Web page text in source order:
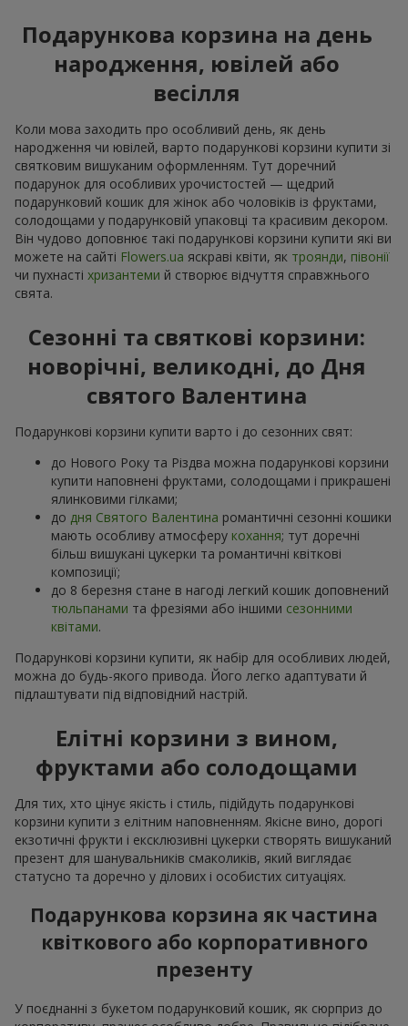
Подарункова корзина на день
народження, ювілей або
весілля
Коли мова заходить про особливий день, як день
народження чи ювілей, варто подарункові корзини купити зі
святковим вишуканим оформленням. Тут доречний
подарунок для особливих урочистостей — щедрий
подарунковий кошик для жінок або чоловіків із фруктами,
солодощами у подарунковій упаковці та красивим декором.
Він чудово доповнює такі подарункові корзини купити які ви
можете на сайті Flowers.ua яскраві квіти, як троянди, півонії
чи пухнасті хризантеми й створює відчуття справжнього
свята.
Сезонні та святкові корзини:
новорічні, великодні, до Дня
святого Валентина
Подарункові корзини купити варто і до сезонних свят:
до Нового Року та Різдва можна подарункові корзини
купити наповнені фруктами, солодощами і прикрашені
ялинковими гілками;
до дня Святого Валентина романтичні сезонні кошики
мають особливу атмосферу кохання; тут доречні
більш вишукані цукерки та романтичні квіткові
композиції;
до 8 березня стане в нагоді легкий кошик доповнений
тюльпанами та фрезіями або іншими сезонними
квітами.
Подарункові корзини купити, як набір для особливих людей,
можна до будь-якого привода. Його легко адаптувати й
підлаштувати під відповідний настрій.
Елітні корзини з вином,
фруктами або солодощами
Для тих, хто цінує якість і стиль, підійдуть подарункові
корзини купити з елітним наповненням. Якісне вино, дорогі
екзотичні фрукти і ексклюзивні цукерки створять вишуканий
презент для шанувальників смаколиків, який виглядає
статусно та доречно у ділових і особистих ситуаціях.
Подарункова корзина як частина
квіткового або корпоративного
презенту
У поєднанні з букетом подарунковий кошик, як сюрприз до